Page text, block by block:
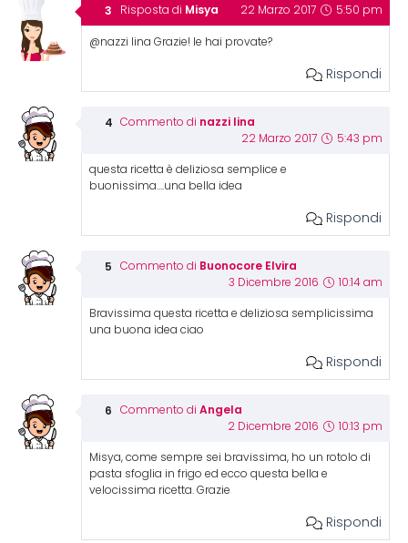
Risposta di Misya 22 Marzo 2017 5:50 pm
@nazzi lina Grazie! le hai provate?
Rispondi
Commento di nazzi lina
22 Marzo 2017 5:43 pm
questa ricetta è deliziosa semplice e
buonissima….una bella idea
Rispondi
Commento di Buonocore Elvira
3 Dicembre 2016 10:14 am
Bravissima questa ricetta e deliziosa semplicissima
una buona idea ciao
Rispondi
Commento di Angela
2 Dicembre 2016 10:13 pm
Misya, come sempre sei bravissima, ho un rotolo di
pasta sfoglia in frigo ed ecco questa bella e
velocissima ricetta. Grazie
Rispondi